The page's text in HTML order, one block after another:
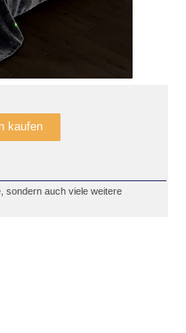
kaufen
sondern auch viele weitere